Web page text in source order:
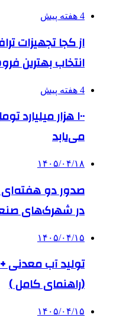
4 هفته پیش
از کجا تجهیزات
انتخاب بهترین
4 هفته پیش
۱۰۰ هزار
می‌یابد
۱۴۰۵/۰۴/۱۸
صدور دو
در شهرک‌های
۱۴۰۵/۰۴/۱۵
تولید آب معدنی
(راهنمای کامل )
۱۴۰۵/۰۴/۱۵